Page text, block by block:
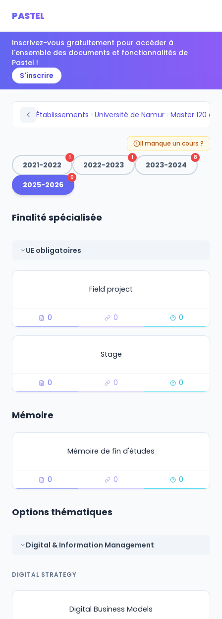
PASTEL
Inscrivez-vous gratuitement pour accéder à
l'ensemble des documents et fonctionnalités de
Pastel !
S'inscrire
Établissements Université de Namur
Il manque un cours ?
2021-2022
1
2022-2023
1
2023-2024
8
2025-2026
0
Finalité spécialisée
UE obligatoires
Field project
0 0 0
Stage
0 0 0
Mémoire
Mémoire de fin d'études
0 0 0
Options thématiques
Digital & Information Management
DIGITAL STRATEGY
Digital Business Models